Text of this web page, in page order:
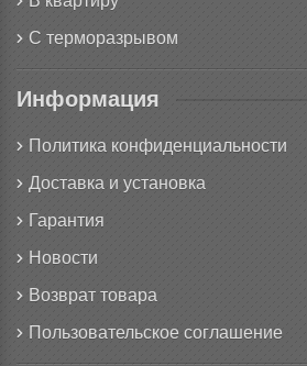
С терморазрывом
Информация
Политика конфиденциальности
Доставка и установка
Гарантия
Новости
Возврат товара
Пользовательское соглашение